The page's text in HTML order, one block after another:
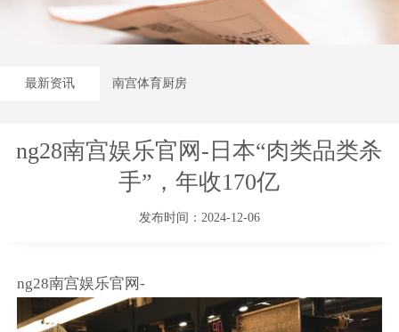
最新资讯 南宫体育厨房
ng28南宫娱乐官网-日本“肉类品类杀
手”，年收170亿
发布时间：2024-12-06
ng28南宫娱乐官网-